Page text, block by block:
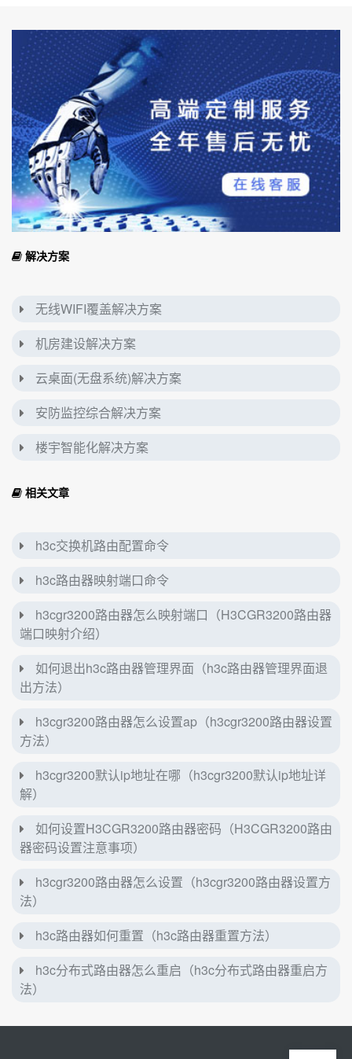
解决方案
无线WIFI覆盖解决方案
机房建设解决方案
云桌面(无盘系统)解决方案
安防监控综合解决方案
楼宇智能化解决方案
相关文章
h3c交换机路由配置命令
h3c路由器映射端口命令
h3cgr3200路由器怎么映射端口（H3CGR3200路由器
端口映射介绍）
如何退出h3c路由器管理界面（h3c路由器管理界面退
出方法）
h3cgr3200路由器怎么设置ap（h3cgr3200路由器设置
方法）
h3cgr3200默认ip地址在哪（h3cgr3200默认ip地址详
解）
如何设置H3CGR3200路由器密码（H3CGR3200路由
器密码设置注意事项）
h3cgr3200路由器怎么设置（h3cgr3200路由器设置方
法）
h3c路由器如何重置（h3c路由器重置方法）
h3c分布式路由器怎么重启（h3c分布式路由器重启方
法）